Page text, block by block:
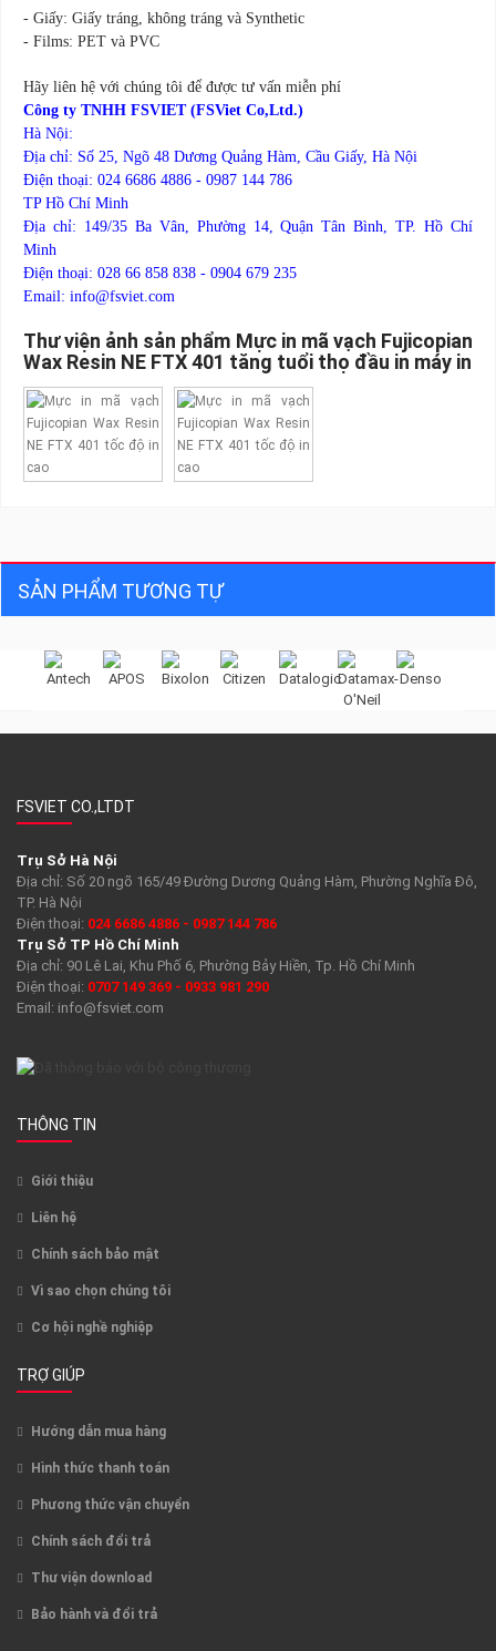
- Giấy: Giấy tráng, không tráng và Synthetic
- Films: PET và PVC
Hãy liên hệ với chúng tôi để được tư vấn miễn phí
Công ty TNHH FSVIET (FSViet Co,Ltd.)
Hà Nội:
Địa chỉ: Số 25, Ngõ 48 Dương Quảng Hàm, Cầu Giấy, Hà Nội
Điện thoại: 024 6686 4886 - 0987 144 786
TP Hồ Chí Minh
Địa chỉ: 149/35 Ba Vân, Phường 14, Quận Tân Bình, TP. Hồ Chí
Minh
Điện thoại: 028 66 858 838 - 0904 679 235
Email: info@fsviet.com
Thư viện ảnh sản phẩm Mực in mã vạch Fujicopian
Wax Resin NE FTX 401 tăng tuổi thọ đầu in máy in
SẢN PHẨM TƯƠNG TỰ
FSVIET CO.,LTDT
Trụ Sở Hà Nội
Địa chỉ: Số 20 ngõ 165/49 Đường Dương Quảng Hàm, Phường Nghĩa Đô,
TP. Hà Nội
Điện thoại: 024 6686 4886 - 0987 144 786
Trụ Sở TP Hồ Chí Minh
Địa chỉ: 90 Lê Lai, Khu Phố 6, Phường Bảy Hiền, Tp. Hồ Chí Minh
Điện thoại: 0707 149 369 - 0933 981 290
Email: info@fsviet.com
THÔNG TIN
Giới thiệu
Liên hệ
Chính sách bảo mật
Vì sao chọn chúng tôi
Cơ hội nghề nghiệp
TRỢ GIÚP
Hướng dẫn mua hàng
Hình thức thanh toán
Phương thức vận chuyển
Chính sách đổi trả
Thư viện download
Bảo hành và đổi trả